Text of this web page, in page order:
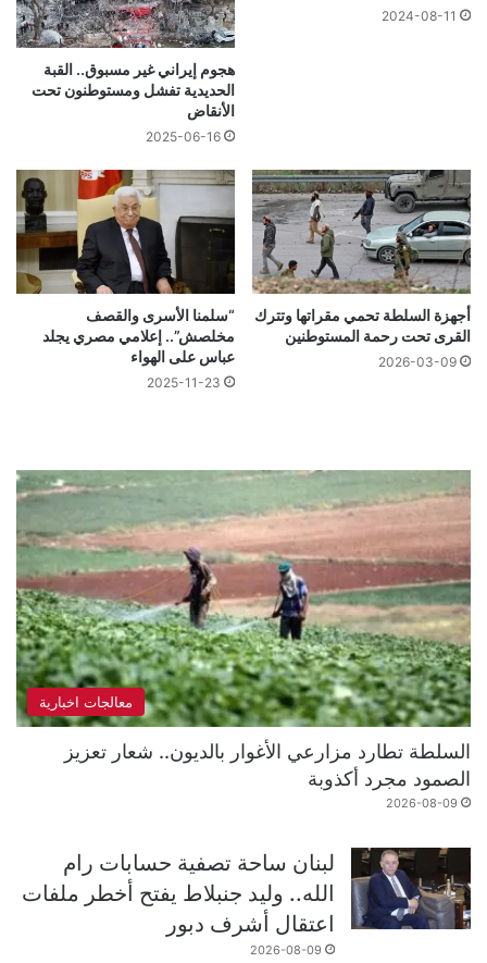
2024-08-11
هجوم إيراني غير مسبوق.. القبة
الحديدية تفشل ومستوطنون تحت
الأنقاض
2025-06-16
أجهزة السلطة تحمي مقراتها وتترك
القرى تحت رحمة المستوطنين
2026-03-09
“سلمنا الأسرى والقصف
مخلصش”.. إعلامي مصري يجلد
عباس على الهواء
2025-11-23
معالجات اخبارية
السلطة تطارد مزارعي الأغوار بالديون.. شعار تعزيز
الصمود مجرد أكذوبة
2026-08-09
لبنان ساحة تصفية حسابات رام
الله.. وليد جنبلاط يفتح أخطر ملفات
اعتقال أشرف دبور
2026-08-09